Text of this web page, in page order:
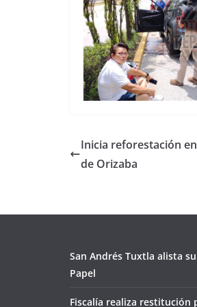
Inicia reforestación
de Orizaba
San Andrés Tuxtla alista
Papel
Fiscalía realiza restitución